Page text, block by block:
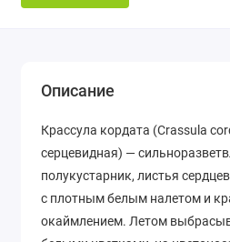
Описание
Крассула кордата (Crassula
серцевидная) —
полукустарник, листья
с плотным белым налетом и
окаймлением. Летом